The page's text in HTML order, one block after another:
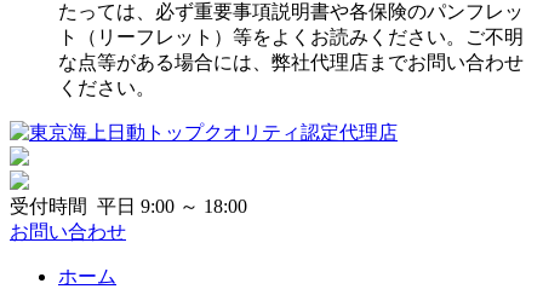
たっては、必ず重要事項説明書や各保険のパンフレッ
ト（リーフレット）等をよくお読みください。ご不明
な点等がある場合には、弊社代理店までお問い合わせ
ください。
受付時間 平日 9:00 ～ 18:00
お問い合わせ
ホーム